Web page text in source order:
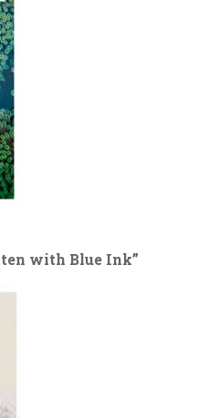
with Blue Ink”